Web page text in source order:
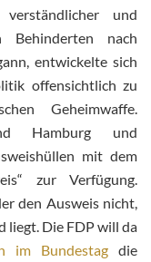
und
Behinderten nach
entwickelte sich
offensichtlich zu
Geheimwaffe.
Hamburg und
mit dem
zur Verfügung.
den Ausweis nicht,
liegt. Die FDP will da
im Bundestag die